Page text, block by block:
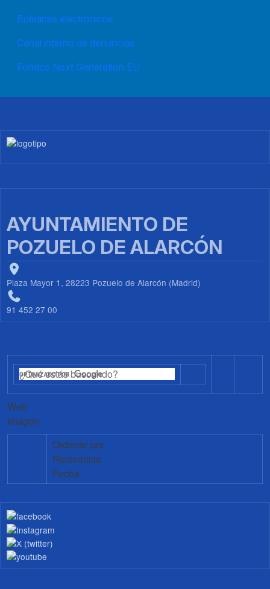
Boletines electrónicos
Canal interno de denuncias
Fondos Next Generation EU
Imagen
AYUNTAMIENTO DE
POZUELO DE ALARCÓN
Plaza Mayor 1, 28223 Pozuelo de Alarcón (Madrid)
91 452 27 00
Web
Imagen
Ordenar por
Relevancia
Fecha